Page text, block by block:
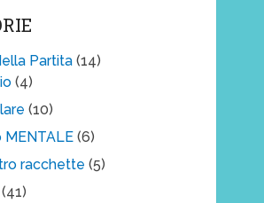
Partita(14)
(4)
(10)
(6)
racchette (5)